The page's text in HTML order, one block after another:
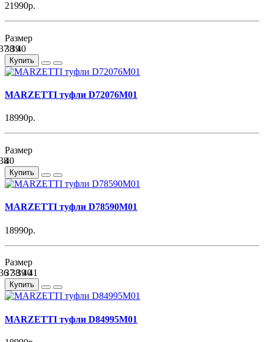
21990р.
Размер
383940
Купить
MARZETTI туфли D72076M01
18990р.
Размер
40
Купить
MARZETTI туфли D78590M01
18990р.
Размер
37383940
41
Купить
MARZETTI туфли D84995M01